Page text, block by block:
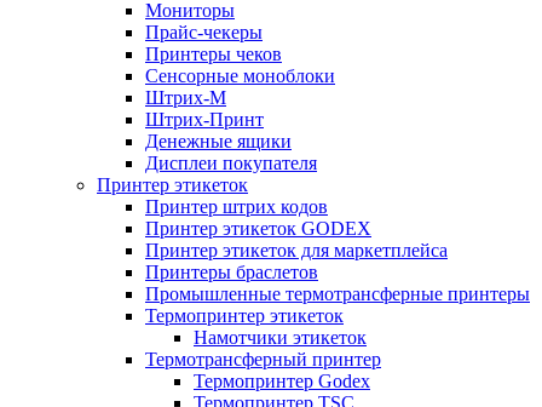
Мониторы
Прайс-чекеры
Принтеры чеков
Сенсорные моноблоки
Штрих-М
Штрих-Принт
Денежные ящики
Дисплеи покупателя
Принтер этикеток
Принтер штрих кодов
Принтер этикеток GODEX
Принтер этикеток для маркетплейса
Принтеры браслетов
Промышленные термотрансферные принтеры
Термопринтер этикеток
Намотчики этикеток
Термотрансферный принтер
Термопринтер Godex
Термопринтер TSC